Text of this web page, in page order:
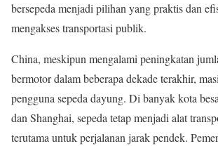
bersepeda menjadi pilihan yang praktis dan
mengakses transportasi publik.
China, meskipun mengalami peningkatan
bermotor dalam beberapa dekade terakhir,
pengguna sepeda dayung. Di banyak kota
dan Shanghai, sepeda tetap menjadi alat
terutama untuk perjalanan jarak pendek.